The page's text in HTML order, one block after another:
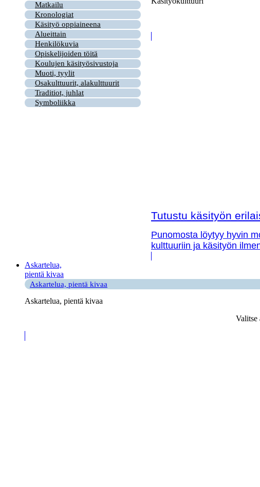
Matkailu
Kronologiat
Käsityö oppiaineena
Alueittain
Henkilökuvia
Opiskelijoiden töitä
Koulujen käsityösivustoja
Muoti, tyylit
Osakulttuurit, alakulttuurit
Traditiot, juhlat
Symboliikka
Tutustu käsityön
Punomosta löytyy hyvin
kulttuuriin ja käsityön
Askartelua,
pientä kivaa
Askartelua, pientä kivaa
Askartelua, pientä kivaa
Valitse